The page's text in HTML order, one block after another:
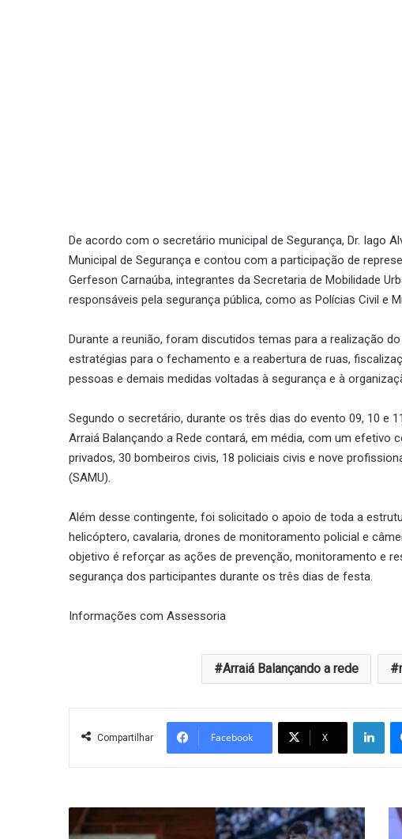
De acordo com o secretário municipal de Segurança, Dr. Iago
Municipal de Segurança e contou com a participação de
Gerfeson Carnaúba, integrantes da Secretaria de Mobilidade
responsáveis pela segurança pública, como as Polícias Civil e
Durante a reunião, foram discutidos temas para a realização
estratégias para o fechamento e a reabertura de ruas,
pessoas e demais medidas voltadas à segurança e à
Segundo o secretário, durante os três dias do evento 09, 10 e
Arraiá Balançando a Rede contará, em média, com um efetivo
privados, 30 bombeiros civis, 18 policiais civis e nove
(SAMU).
Além desse contingente, foi solicitado o apoio de toda a
helicóptero, cavalaria, drones de monitoramento policial e
objetivo é reforçar as ações de prevenção, monitoramento e
segurança dos participantes durante os três dias de festa.
Informações com Assessoria
Arraiá Balançando a rede
Compartilhar Facebook X
Treze
contrata